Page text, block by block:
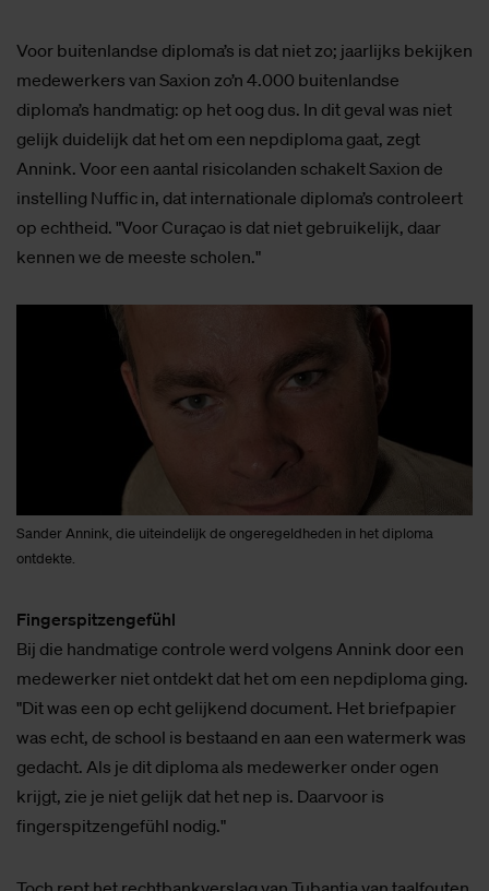
Voor buitenlandse diploma’s is dat niet zo; jaarlijks bekijken
medewerkers van Saxion zo’n 4.000 buitenlandse
diploma’s handmatig: op het oog dus. In dit geval was niet
gelijk duidelijk dat het om een nepdiploma gaat, zegt
Annink. Voor een aantal risicolanden schakelt Saxion de
instelling Nuffic in, dat internationale diploma’s controleert
op echtheid. "Voor Curaçao is dat niet gebruikelijk, daar
kennen we de meeste scholen."
Sander Annink, die uiteindelijk de ongeregeldheden in het diploma
ontdekte.
Fingerspitzengefühl
Bij die handmatige controle werd volgens Annink door een
medewerker niet ontdekt dat het om een nepdiploma ging.
"Dit was een op echt gelijkend document. Het briefpapier
was echt, de school is bestaand en aan een watermerk was
gedacht. Als je dit diploma als medewerker onder ogen
krijgt, zie je niet gelijk dat het nep is. Daarvoor is
fingerspitzengefühl nodig."